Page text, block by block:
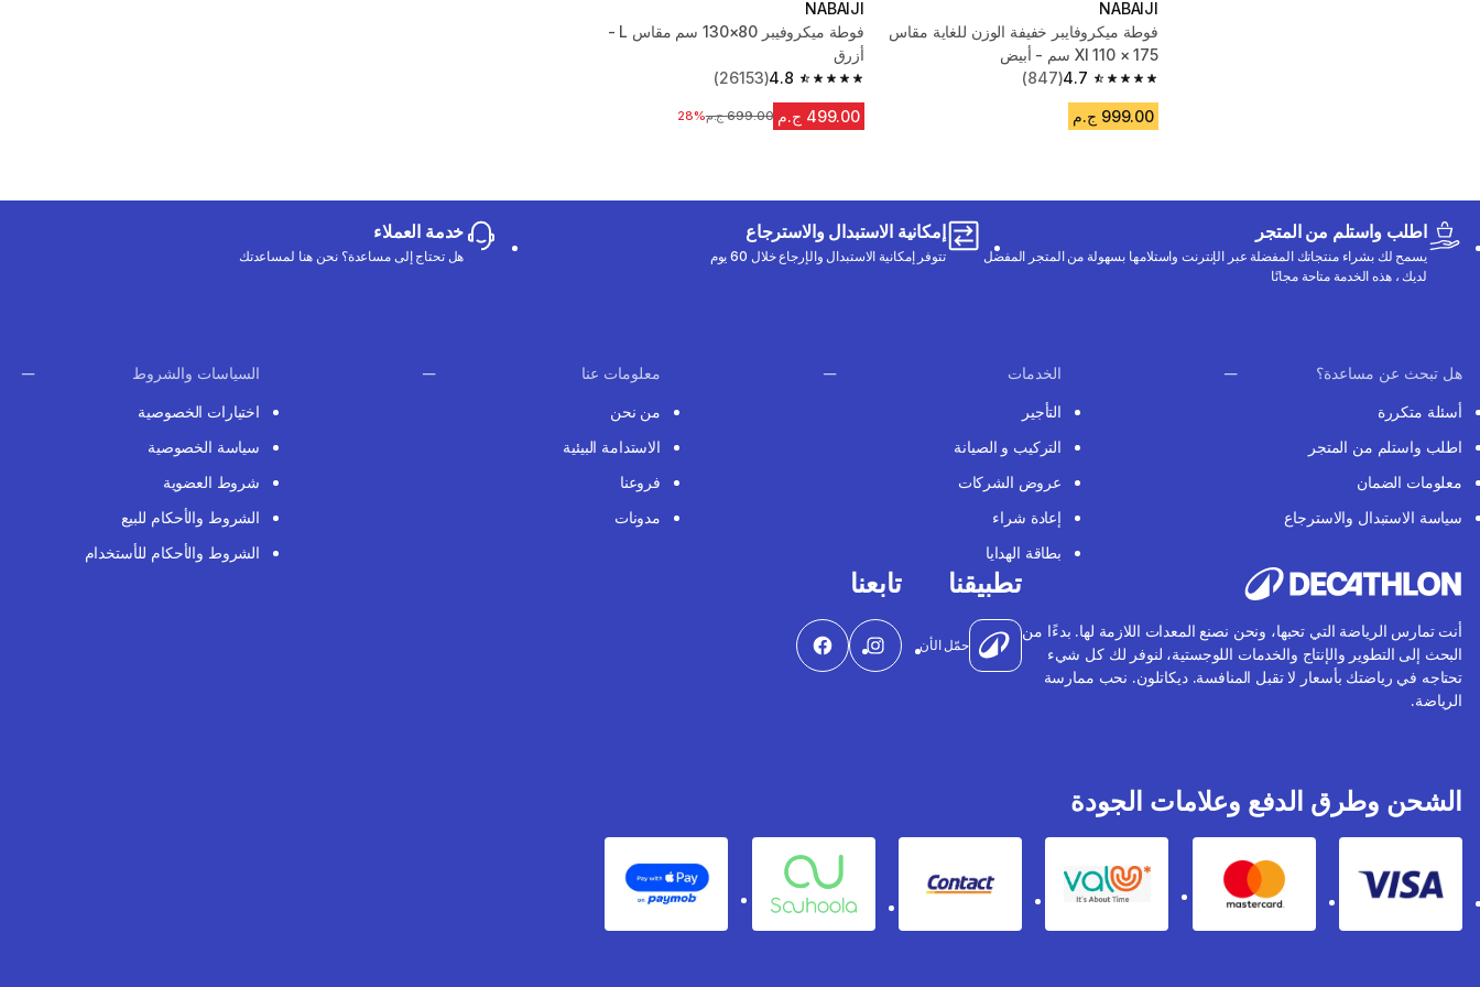
NABAIJI
فوطة ميكروفايبر خفيفة الوزن للغاية مقاس
Xl 110 × 175 سم - أبيض
4.7
4.7 out of 5 stars from 847 reviews
(847)
999.00 ج.م
NABAIJI
فوطة ميكروفيبر 80×130 سم مقاس L -
أزرق
4.8
4.8 out of 5 stars from 26153 reviews
(26153)
499.00 ج.م السعر قبل التخفيض
699.00 ج.م 28%
اطلب واستلم من المتجر
يسمح لك بشراء منتجاتك المفضلة عبر الإنترنت واستلامها بسهولة من المتجر المفضل
لديك ، هذه الخدمة متاحة مجانًا
إمكانية الاستبدال والاسترجاع
تتوفر إمكانية الاستبدال والإرجاع خلال 60 يوم
خدمة العملاء
هل تحتاج إلى مساعدة؟ نحن هنا لمساعدتك
هل تبحث عن مساعدة؟
أسئلة متكررة
اطلب واستلم من المتجر
معلومات الضمان
سياسة الاستبدال والاسترجاع
الخدمات
التأجير
التركيب و الصيانة
عروض الشركات
إعادة شراء
بطاقة الهدايا
معلومات عنا
من نحن
الاستدامة البيئية
فروعنا
مدونات
السياسات والشروط
اختيارات الخصوصية
سياسة الخصوصية
شروط العضوية
الشروط والأحكام للبيع
الشروط والأحكام للأستخدام
أنت تمارس الرياضة التي تحبها، ونحن نصنع المعدات اللازمة لها. بدءًا من
البحث إلى التطوير والإنتاج والخدمات اللوجستية، لنوفر لك كل شيء
تحتاجه في رياضتك بأسعار لا تقبل المنافسة. ديكاتلون. نحب ممارسة
الرياضة.
تطبيقنا
حمّل الأن
تابعنا
الشحن وطرق الدفع وعلامات الجودة
Visa
Mastercard
Valu
Contact
Souhoola
Apple Pay